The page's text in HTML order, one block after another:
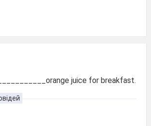
juice for breakfast.